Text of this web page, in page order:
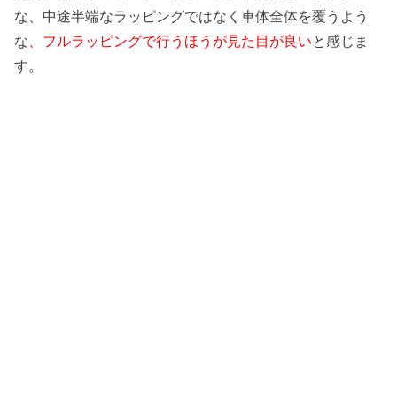
な、中途半端なラッピングではなく車体全体を覆うよう
な 、フルラッピングで行うほうが見た目が良いと感じま
す。